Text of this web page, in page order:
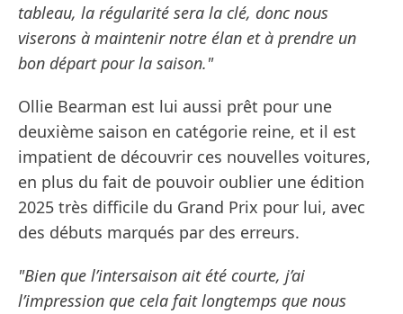
tableau, la régularité sera la clé, donc nous
viserons à maintenir notre élan et à prendre un
bon départ pour la saison."
Ollie Bearman est lui aussi prêt pour une
deuxième saison en catégorie reine, et il est
impatient de découvrir ces nouvelles voitures,
en plus du fait de pouvoir oublier une édition
2025 très difficile du Grand Prix pour lui, avec
des débuts marqués par des erreurs.
"Bien que l’intersaison ait été courte, j’ai
l’impression que cela fait longtemps que nous